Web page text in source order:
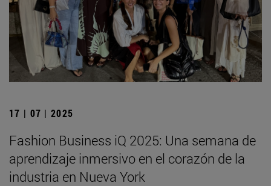
17 | 07 | 2025
Fashion Business iQ 2025: Una semana de
aprendizaje inmersivo en el corazón de la
industria en Nueva York